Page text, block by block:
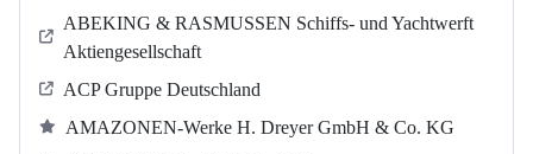
ABEKING & RASMUSSEN Schiffs- und Yachtwerft
Aktiengesellschaft
ACP Gruppe Deutschland
AMAZONEN-Werke H. Dreyer GmbH & Co. KG